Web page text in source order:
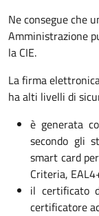
Ne consegue che
Amministrazione
la CIE.
La firma
ha alti livelli di
è generata
secondo gli
smart card
Criteria,
il certificato
certificatore